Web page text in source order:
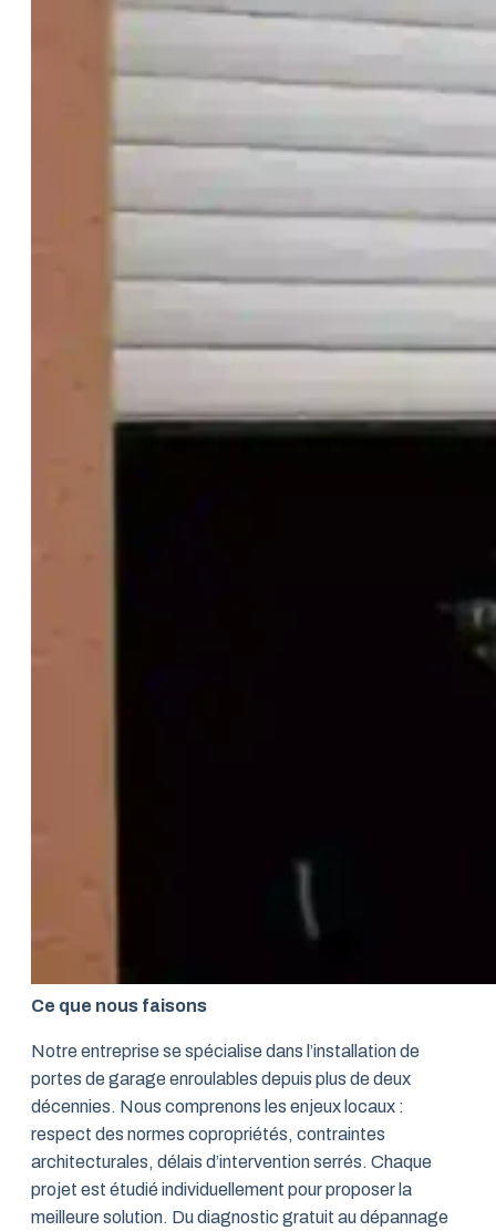
Ce que nous faisons
Notre entreprise se spécialise dans l’installation de
portes de garage enroulables depuis plus de deux
décennies. Nous comprenons les enjeux locaux :
respect des normes copropriétés, contraintes
architecturales, délais d’intervention serrés. Chaque
projet est étudié individuellement pour proposer la
meilleure solution. Du diagnostic gratuit au dépannage